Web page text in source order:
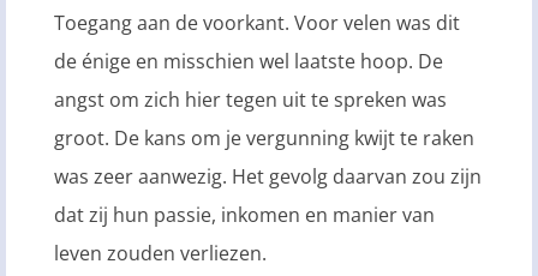
Toegang aan de voorkant. Voor velen was dit
de énige en misschien wel laatste hoop. De
angst om zich hier tegen uit te spreken was
groot. De kans om je vergunning kwijt te raken
was zeer aanwezig. Het gevolg daarvan zou zijn
dat zij hun passie, inkomen en manier van
leven zouden verliezen.